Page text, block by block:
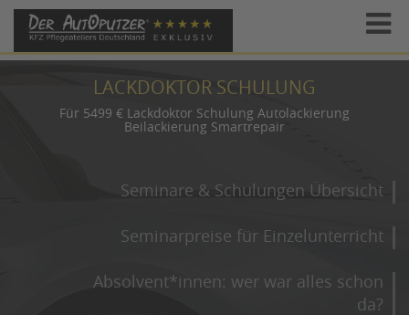
LACKDOKTOR SCHULUNG
Für 5499 € Lackdoktor Schulung Autolackierung
Beilackierung Smartrepair
Seminare & Schulungen Übersicht
Seminarpreise für Einzelunterricht
Absolvent*innen: wer war alles schon
da?